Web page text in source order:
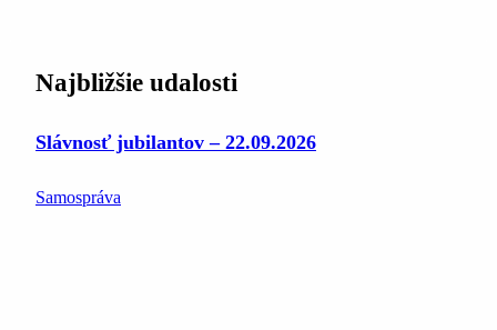
Najbližšie udalosti
Slávnosť jubilantov – 22.09.2026
Samospráva